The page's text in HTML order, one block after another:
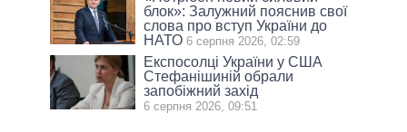
блок»: Залужний пояснив свої
слова про вступ України до
НАТО 6 серпня 2026, 02:59
Експосолці України у США
Стефанішиній обрали
запобіжний захід
6 серпня 2026, 09:51